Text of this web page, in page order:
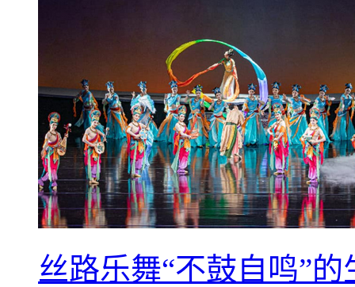
丝路乐舞“不鼓自鸣”